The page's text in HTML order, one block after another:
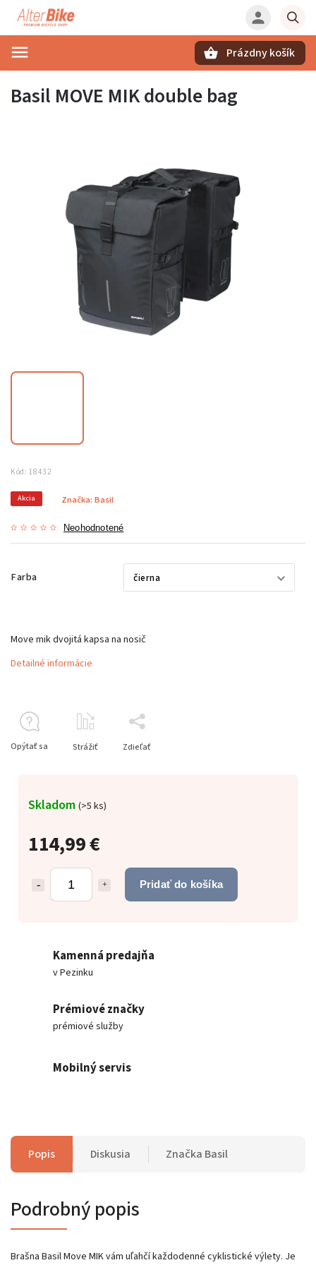
Prázdny košík
Basil MOVE MIK double bag
Kód: 18432
Akcia
Neohodnotené
Značka: Basil
Farba
114,99 €
Pridať do košíka
Skladom (>5 ks)
Move mik dvojitá kapsa na nosič
Detailné informácie
Opýtať sa Strážiť Zdieľať
Kamenná predajňa
v Pezinku
Prémiové značky
prémiové služby
Mobilný servis
Popis Diskusia Značka Basil
Podrobný popis
Brašna Basil Move MIK vám uľahčí každodenné cyklistické výlety. Je